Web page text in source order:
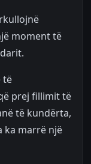
moment të
të
prej fillimit të
të kundërta,
ka marrë një